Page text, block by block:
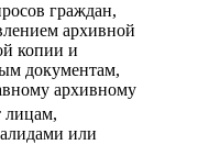
граждан,
архивной
копии и
документам,
архивному
лицам,
или